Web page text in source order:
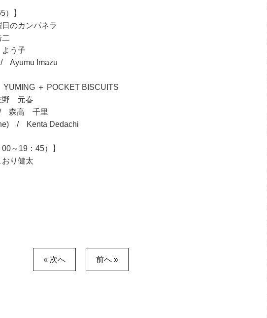
）】
カンパネラ
う子
Imazu
＋ POCKET BISCUITS
元春
森高 千里
/ Kenta Dedachi
～19：45）】
り健太
« 次へ 前へ »